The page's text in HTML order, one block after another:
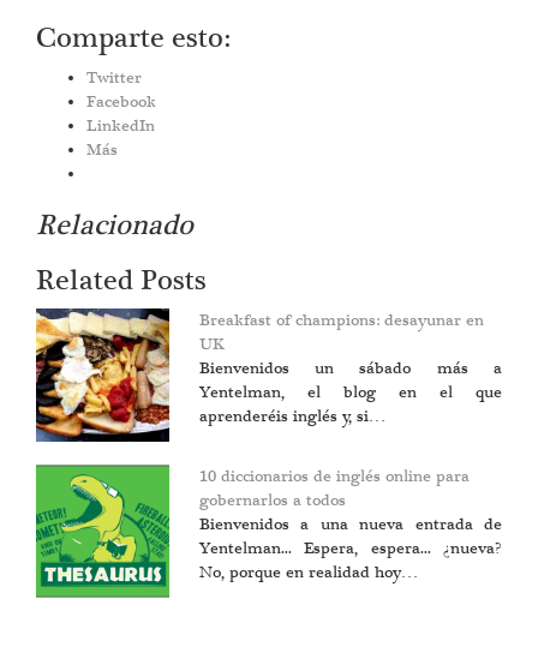
Comparte esto:
Twitter
Facebook
LinkedIn
Más
Relacionado
Related Posts
Breakfast of champions: desayunar en
UK
Bienvenidos un sábado más a
Yentelman, el blog en el que
aprenderéis inglés y, si…
10 diccionarios de inglés online para
gobernarlos a todos
Bienvenidos a una nueva entrada de
Yentelman... Espera, espera... ¿nueva?
No, porque en realidad hoy…